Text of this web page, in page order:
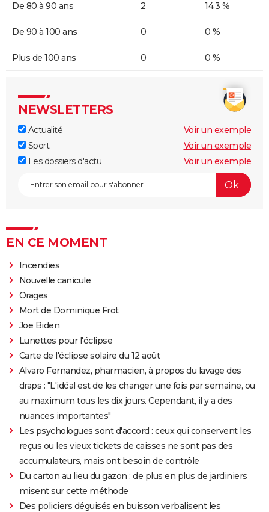
De 80 à 90 ans 2 14,3 %
De 90 à 100 ans 0 0 %
Plus de 100 ans 0 0 %
NEWSLETTERS
Actualité
Voir un exemple
Sport
Voir un exemple
Les dossiers d'actu
Voir un exemple
EN CE MOMENT
Incendies
Nouvelle canicule
Orages
Mort de Dominique Frot
Joe Biden
Lunettes pour l'éclipse
Carte de l'éclipse solaire du 12 août
Alvaro Fernandez, pharmacien, à propos du lavage des
draps : "L'idéal est de les changer une fois par semaine, ou
au maximum tous les dix jours. Cependant, il y a des
nuances importantes"
Les psychologues sont d'accord : ceux qui conservent les
reçus ou les vieux tickets de caisses ne sont pas des
accumulateurs, mais ont besoin de contrôle
Du carton au lieu du gazon : de plus en plus de jardiniers
misent sur cette méthode
Des policiers déguisés en buisson verbalisent les